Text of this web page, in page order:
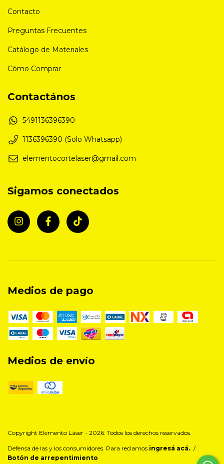
Contacto
Preguntas Frecuentes
Catálogo de Materiales
Cómo Comprar
Contactános
5491136396390
1136396390 (Solo Whatsapp)
elementocortelaser@gmail.com
Sigamos conectados
Medios de pago
Medios de envío
Copyright Elemento Láser - 2026. Todos los derechos reservados.
Defensa de las y los consumidores. Para reclamos ingresá acá. /
Botón de arrepentimiento